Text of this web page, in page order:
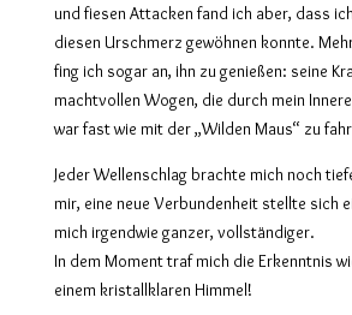
und fiesen Attacken fand ich aber, dass
diesen Urschmerz gewöhnen konnte.
fing ich sogar an, ihn zu genießen: seine
machtvollen Wogen, die durch mein
war fast wie mit der „Wilden Maus“ zu
Jeder Wellenschlag brachte mich noch
mir, eine neue Verbundenheit stellte sich
mich irgendwie ganzer, vollständiger.
In dem Moment traf mich die Erkenntnis
einem kristallklaren Himmel!